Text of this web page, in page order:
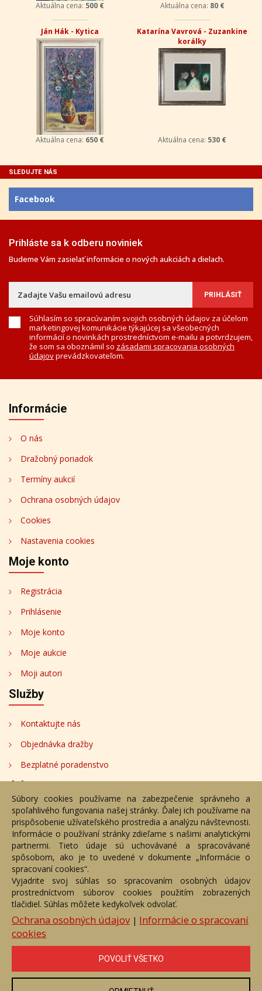
Aktuálna cena: 500 € Aktuálna cena: 80 €
Ján Hák - Kytica
Aktuálna cena: 650 €
Katarína Vavrová - Zuzankine
korálky
Aktuálna cena: 530 €
SLEDUJTE NÁS
Facebook
Prihláste sa k odberu noviniek
Budeme Vám zasielať informácie o nových aukciách a dielach.
Súhlasím so spracúvaním svojich osobných údajov za účelom
marketingovej komunikácie týkajúcej sa všeobecných
informácií o novinkách prostredníctvom e-mailu a potvrdzujem,
že som sa oboznámil so zásadami spracovania osobných
údajovprevádzkovateľom.
Informácie
O nás
Dražobný poriadok
Termíny aukcií
Ochrana osobných údajov
Cookies
Nastavenia cookies
Moje konto
Registrácia
Prihlásenie
Moje konto
Moje aukcie
Moji autori
Služby
Kontaktujte nás
Objednávka dražby
Bezplatné poradenstvo
Adresa
Nižný Hrušov 333, 094 22, Slovenská republika
+421 905 356 921
+421 905 959 101
dartesro@dartesro.sk
Hlavná stránka Aukčný katalóg
Objednávka dražby
Termíny aukcií
Online Aukcia
DARTE AUKČNÁ SPOLOČNOSŤ s.r.o. © 2007 - 2026
Akékoľvek používanie obrazových a textových súčastí tejto stránky je
podmienené výslovným súhlasom jej vlastníka. Všetky práva sú
vyhradené.
Súbory cookies používame na zabezpečenie správneho a
spoľahlivého fungovania našej stránky. Ďalej ich používame na
prispôsobenie užívateľského prostredia a analýzu návštevnosti.
Informácie o používaní stránky zdieľame s našimi analytickými
partnermi. Tieto údaje sú uchovávané a spracovávané
spôsobom, ako je to uvedené v dokumente „Informácie o
spracovaní cookies“.
Vyjadrite svoj súhlas so spracovaním osobných údajov
prostredníctvom súborov cookies použitím zobrazených
tlačidiel. Súhlas môžete kedykoľvek odvolať.
Ochrana osobných údajov| Informácie o spracovaní
cookies
POVOLIŤ VŠETKO